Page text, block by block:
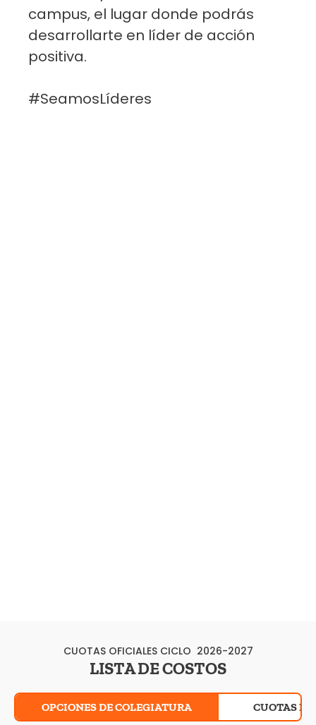
campus, el lugar donde podrás
desarrollarte en líder de acción
positiva.
#SeamosLíderes
CUOTAS OFICIALES CICLO 2026-2027
LISTA DE COSTOS
OPCIONES DE COLEGIATURA CUOTAS